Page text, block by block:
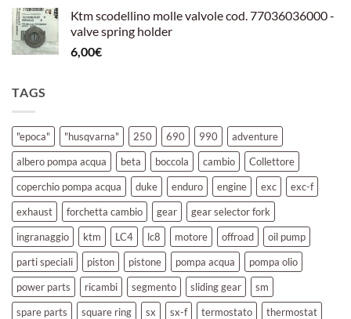
Ktm scodellino molle valvole cod. 77036036000 -
valve spring holder
6,00€
TAGS
"epoca" "husqvarna" 250 690 990
adventure
albero pompa acqua
beta boccola cambio
Collettore
coperchio pompa acqua
duke enduro engine exc
exc-f
exhaust
forchetta cambio gear
gear selector fork
ingranaggio
ktm LC4 lc8 motore offroad
oil pump
parti speciali
piston pistone pompa acqua
pompa olio
power parts
ricambi segmento sliding gear
sm
spare parts
square ring sx sx-f termostato
thermostat